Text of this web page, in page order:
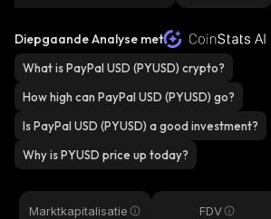
Diepgaande Analyse met
What is PayPal USD (PYUSD) crypto?
How high can PayPal USD (PYUSD) go?
Is PayPal USD (PYUSD) a good investment?
Why is PYUSD price up today?
Marktkapitalisatie FDV